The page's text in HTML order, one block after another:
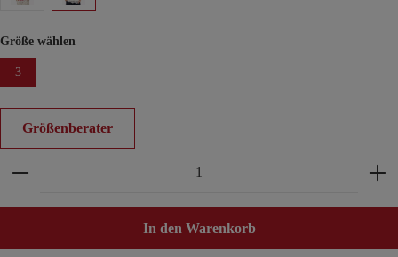
Größe wählen
3
Größenberater
Produkt Anzahl: Gib den gewünschten Wert ein
In den Warenkorb